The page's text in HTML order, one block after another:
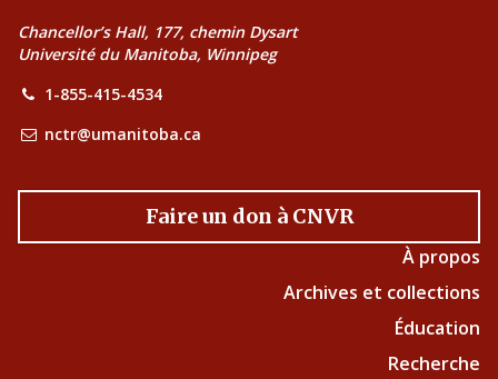
Chancellor’s Hall, 177, chemin Dysart
Université du Manitoba, Winnipeg
1-855-415-4534
nctr@umanitoba.ca
Faire un don à CNVR
À propos
Archives et collections
Éducation
Recherche